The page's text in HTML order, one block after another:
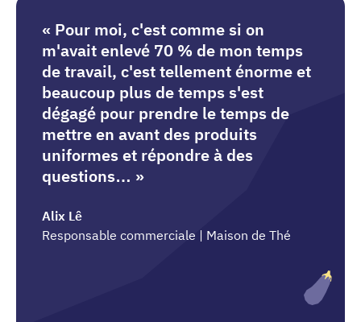
« Pour moi, c'est comme si on
m'avait enlevé 70 % de mon temps
de travail, c'est tellement énorme et
beaucoup plus de temps s'est
dégagé pour prendre le temps de
mettre en avant des produits
uniformes et répondre à des
questions… »
Alix Lê
Responsable commerciale | Maison de Thé